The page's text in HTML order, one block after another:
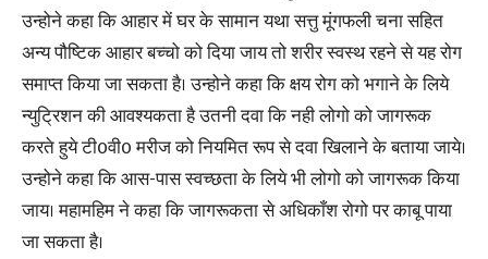
उन्होने कहा कि आहार में घर के सामान यथा सत्तु मूंगफली चना सहित
अन्य पौष्टिक आहार बच्चो को दिया जाय तो शरीर स्वस्थ रहने से यह रोग
समाप्त किया जा सकता है। उन्होने कहा कि क्षय रोग को भगाने के लिये
न्युट्रिशन की आवश्यकता है उतनी दवा कि नही लोगो को जागरूक
करते हुये टी0वी0 मरीज को नियमित रूप से दवा खिलाने के बताया जाये।
उन्होने कहा कि आस-पास स्वच्छता के लिये भी लोगो को जागरूक किया
जाय। महामहिम ने कहा कि जागरूकता से अधिकाँश रोगो पर काबू पाया
जा सकता है।